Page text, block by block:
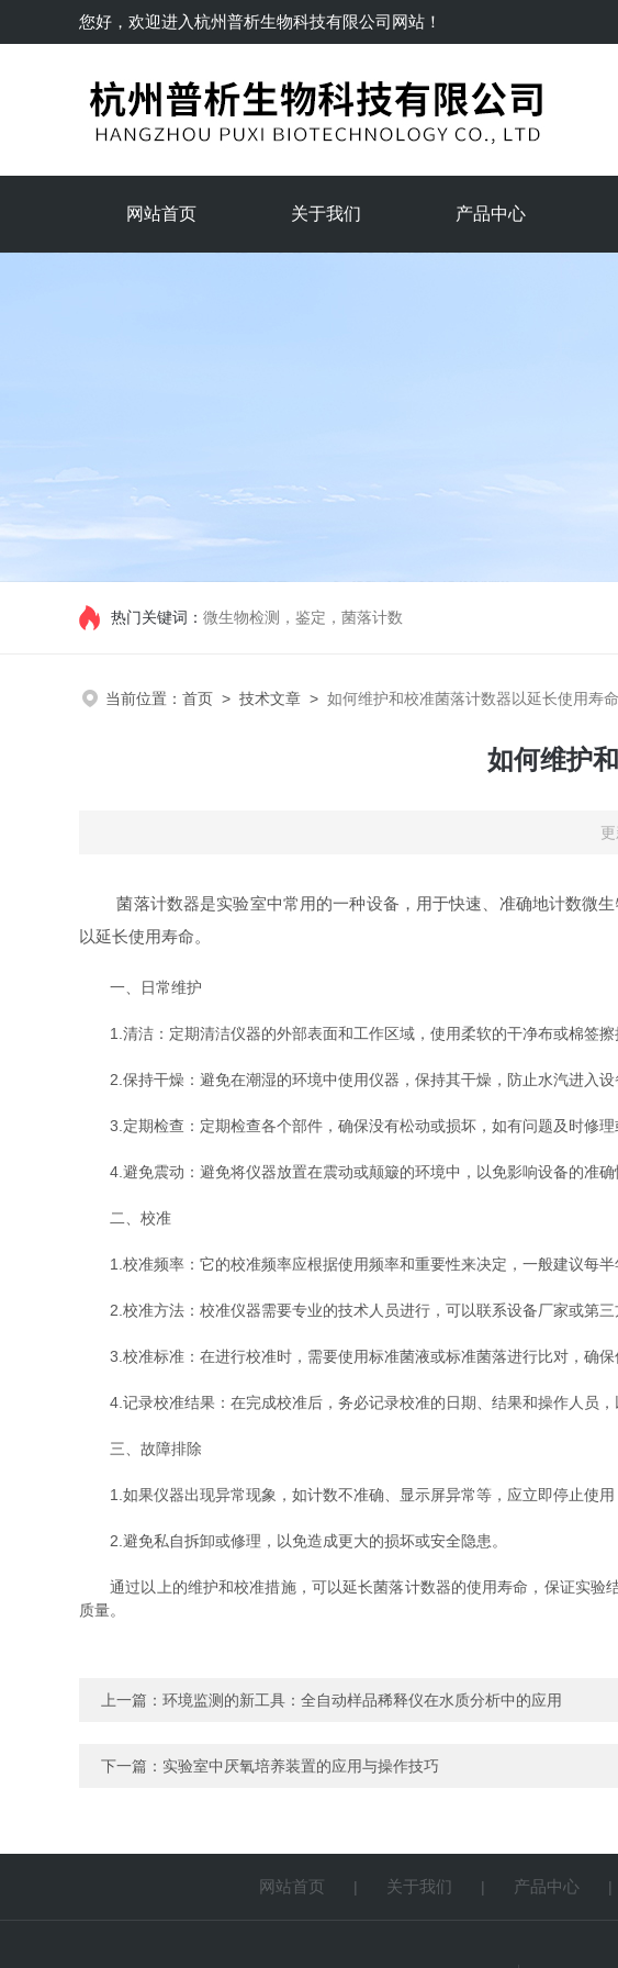
您好，欢迎进入杭州普析生物科技有限公司网站！
网站首页 关于我们 产品中心
热门关键词： 微生物检测，鉴定，菌落计数
当前位置： 首页 > 技术文章 > 如何维护和校准菌落计数器以延长使用寿命
如何维护
菌落计数器是实验室中常用的一种设备，用于快速、准确地计数微生
以延长使用寿命。
一、日常维护
1.清洁：定期清洁仪器的外部表面和工作区域，使用柔软的干净布或棉签擦
2.保持干燥：避免在潮湿的环境中使用仪器，保持其干燥，防止水汽进入设
3.定期检查：定期检查各个部件，确保没有松动或损坏，如有问题及时修理
4.避免震动：避免将仪器放置在震动或颠簸的环境中，以免影响设备的准确
二、校准
1.校准频率：它的校准频率应根据使用频率和重要性来决定，一般建议每半
2.校准方法：校准仪器需要专业的技术人员进行，可以联系设备厂家或第三
3.校准标准：在进行校准时，需要使用标准菌液或标准菌落进行比对，确保
4.记录校准结果：在完成校准后，务必记录校准的日期、结果和操作人员，
三、故障排除
1.如果仪器出现异常现象，如计数不准确、显示屏异常等，应立即停止使用
2.避免私自拆卸或修理，以免造成更大的损坏或安全隐患。
通过以上的维护和校准措施，可以延长菌落计数器的使用寿命，保证实验
质量。
上一篇： 环境监测的新工具：全自动样品稀释仪在水质分析中的应用
下一篇： 实验室中厌氧培养装置的应用与操作技巧
网站首页 | 关于我们 | 产品中心 |